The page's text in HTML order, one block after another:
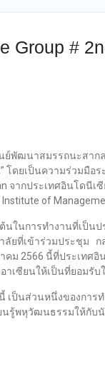
Group #
พัฒนาสมรรถนะสาก
โดยเป็นความร่วมมื
จากประเทศอินโดนีเ
of
นในการทำงานที่เป็น
ลัยที่เข้าร่วมประชุม
คม 2566 นี้ที่ประเทศ
าเซียนให้เป็นที่ยอมรับ
เป็นส่วนหนึ่งของการ
นรู้พหุวัฒนธรรมให้กับ